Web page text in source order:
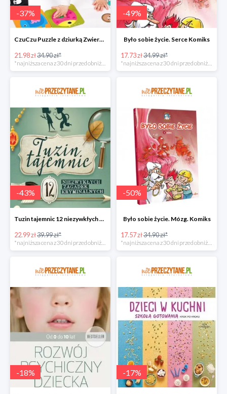
-37%
CzuCzu Puzzle z dziurką Zwierzątka
21.98 zł34.90 zł*
-49%
Było sobie życie. Serce Komiks
17.73 zł34.99 zł*
-43%
Tuzin tajemnic 12 niezywkłych zagadek kryminalnych
22.99 zł39.99 zł*
*najniższa cena z 30 dni przed obniżką
-50%
Było sobie życie. Mózg. Komiks
17.57 zł34.90 zł*
*najniższa cena z 30 dni przed obniżką
-18% -17%